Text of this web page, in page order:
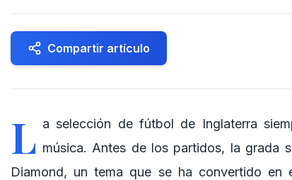
Compartir artículo
L a selección de fútbol de Inglaterra
música. Antes de los partidos, la grada
Diamond, un tema que se ha convertido